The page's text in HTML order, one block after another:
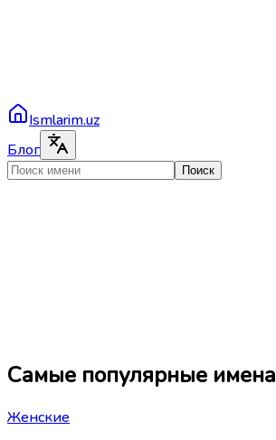
Ismlarim.uz
Блог
Поиск
Самые популярные имена
Женские